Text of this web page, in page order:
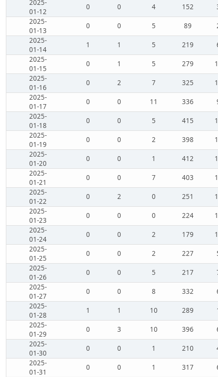
2025-
01-12
0 0 4 152
2025-
01-13
0 0 5 89
2025-
01-14
1 1 5 219
2025-
01-15
0 1 5 279
2025-
01-16
0 2 7 325
2025-
01-17
0 0 11 336
2025-
01-18
0 0 5 415
2025-
01-19
0 0 2 398
2025-
01-20
0 0 1 412
2025-
01-21
0 0 7 403
2025-
01-22
0 2 0 251
2025-
01-23
0 0 0 224
2025-
01-24
0 0 2 179
2025-
01-25
0 0 2 227
2025-
01-26
0 0 5 217
2025-
01-27
0 0 8 332
2025-
01-28
1 1 10 289
2025-
01-29
0 3 10 396
2025-
01-30
0 0 1 210
2025-
01-31
0 0 1 317